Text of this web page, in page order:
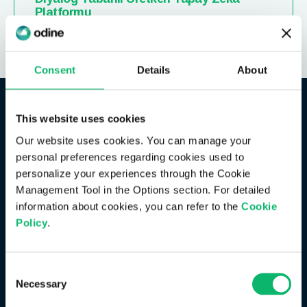
Consent Details About
This website uses cookies
Our website uses cookies. You can manage your
personal preferences regarding cookies used to
personalize your experiences through the Cookie
Management Tool in the Options section. For detailed
information about cookies, you can refer to the Cookie
Policy.
Selection
Necessary
Platformu
Çevik ürün mühendisliği
Odine olarak çevik metodolojilerden yararlanıyor,
modern bulut-yerel mimariyi benimsiyoruz. Bu
Odine mühendislerinin uzmanlığıyla geliştirilen
ürünlerle, geleceğe hazır yol haritaları üzerine inşa
İleri düzey yapay zekâ
entegrasyonu
Ürünlerimize yapay zekâyı derinlemesine entegre
sürdürülebilir verimlilik sağlıyoruz.